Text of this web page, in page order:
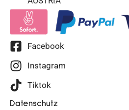
Facebook
Instagram
Tiktok
Datenschutz